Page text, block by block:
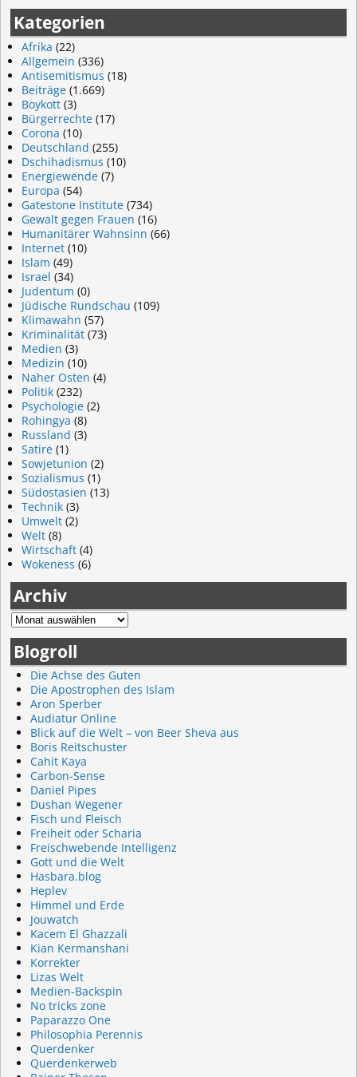
Kategorien
Afrika (22)
Allgemein (336)
Antisemitismus (18)
Beiträge (1.669)
Boykott (3)
Bürgerrechte (17)
Corona (10)
Deutschland (255)
Dschihadismus (10)
Energiewende (7)
Europa (54)
Gatestone Institute (734)
Gewalt gegen Frauen (16)
Humanitärer Wahnsinn (66)
Internet (10)
Islam (49)
Israel (34)
Judentum (0)
Jüdische Rundschau (109)
Klimawahn (57)
Kriminalität (73)
Medien (3)
Medizin (10)
Naher Osten (4)
Politik (232)
Psychologie (2)
Rohingya (8)
Russland (3)
Satire (1)
Sowjetunion (2)
Sozialismus (1)
Südostasien (13)
Technik (3)
Umwelt (2)
Welt (8)
Wirtschaft (4)
Wokeness (6)
Archiv
Blogroll
Die Achse des Guten
Die Apostrophen des Islam
Aron Sperber
Audiatur Online
Blick auf die Welt – von Beer Sheva aus
Boris Reitschuster
Cahit Kaya
Carbon-Sense
Daniel Pipes
Dushan Wegener
Fisch und Fleisch
Freiheit oder Scharia
Freischwebende Intelligenz
Gott und die Welt
Hasbara.blog
Heplev
Himmel und Erde
Jouwatch
Kacem El Ghazzali
Kian Kermanshani
Korrekter
Lizas Welt
Medien-Backspin
No tricks zone
Paparazzo One
Philosophia Perennis
Querdenker
Querdenkerweb